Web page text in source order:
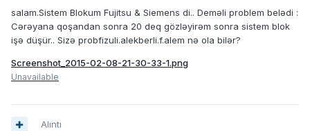
salam.Sistem Blokum Fujitsu & Siemens di.. Deməli problem belədi :
Cərəyana qoşandan sonra 20 deq gözləyirəm sonra sistem blok
işə düşür.. Sizə probfizuli.alekberli.f.alem nə ola bilər?
Screenshot_2015-02-08-21-30-33-1.png
Unavailable
Alıntı